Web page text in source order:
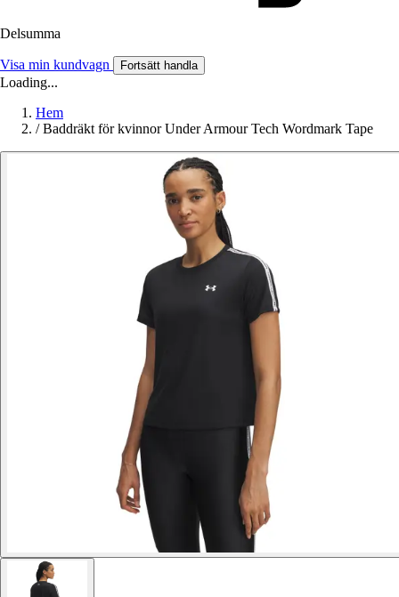
Delsumma
Visa min kundvagn Fortsätt handla
Loading...
Hem
/ Baddräkt för kvinnor Under Armour Tech Wordmark Tape